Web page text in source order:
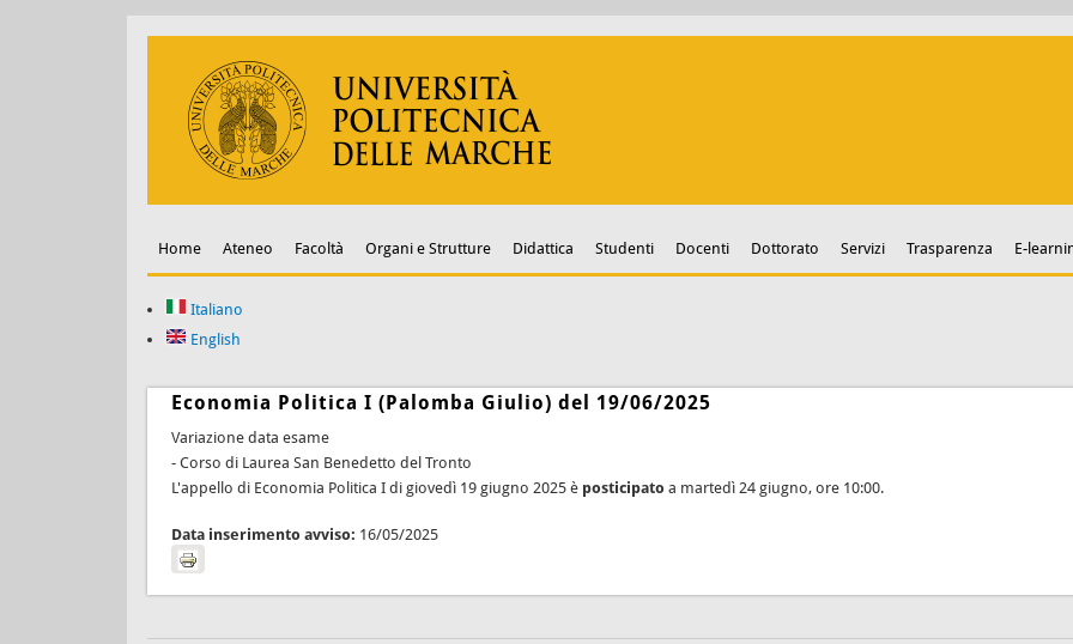
Home Ateneo Facoltà Organi e Strutture Didattica Studenti Docenti Dottorato Servizi Trasparenza E-
Italiano
English
Economia Politica I (Palomba Giulio) del 19/06/2025
Variazione data esame
- Corso di Laurea San Benedetto del Tronto
L'appello di Economia Politica I di giovedì 19 giugno 2025 è posticipato a martedì 24 giugno, ore 10:00.
Data inserimento avviso: 16/05/2025